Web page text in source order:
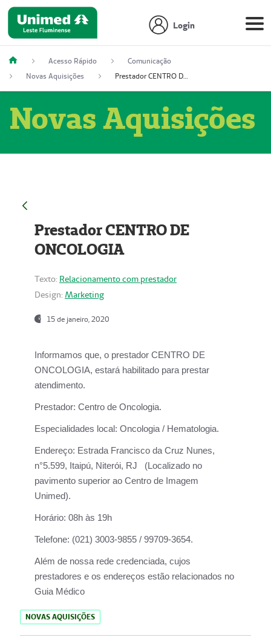
Login
Acesso Rápido
Comunicação
Novas Aquisições
Prestador CENTRO DE ONCOLOGIA
Novas Aquisições
Prestador CENTRO DE
ONCOLOGIA
Texto: Relacionamento com prestador
Design: Marketing
15 de janeiro, 2020
Informamos que, o prestador CENTRO DE
ONCOLOGIA, estará habilitado para prestar
atendimento.
Prestador: Centro de Oncologia.
Especialidades local: Oncologia / Hematologia.
Endereço: Estrada Francisco da Cruz Nunes,
n°5.599, Itaipú, Niterói, RJ (Localizado no
pavimento superior ao Centro de Imagem
Unimed).
Horário: 08h às 19h
Telefone: (021) 3003-9855 / 99709-3654.
Além de nossa rede credenciada, cujos
prestadores e os endereços estão relacionados no
Guia Médico
NOVAS AQUISIÇÕES